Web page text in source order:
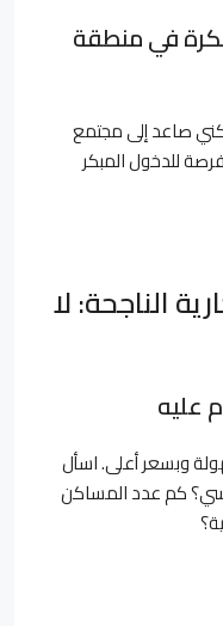
في منطقة
صاعد إلى مجتمع
للدخول المبكر
الناجحة: لا
عليه
وبسعر أعلى. اسأل
كم عدد المساكن